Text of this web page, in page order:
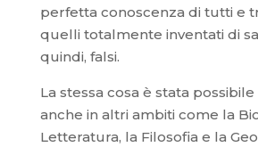
perfetta conoscenza di tutti e
quelli totalmente inventati di
quindi, falsi.
La stessa cosa è stata
anche in altri ambiti come la
Letteratura, la Filosofia e la